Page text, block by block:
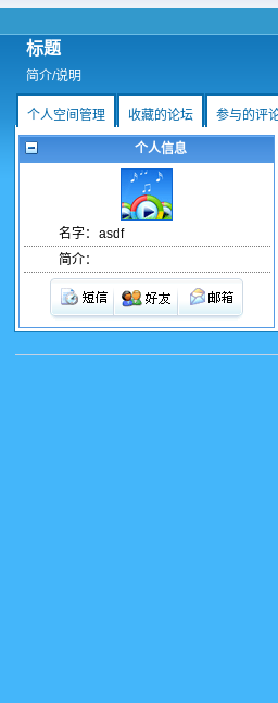
标题
简介/说明
参与的评
收藏的论坛
个人空间管理
个人信息
名字：
asdf
简介：